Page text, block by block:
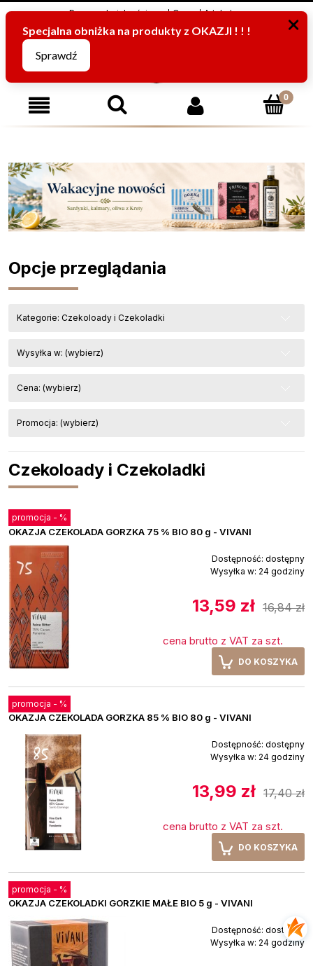
Program Lojalnościowy O nas Artykuły
795816067 (pn-pt od 8:00 -15:00)
Opcje przeglądania
Kategorie: Czekoloady i Czekoladki
Wysyłka w: (wybierz)
Cena: (wybierz)
Promocja: (wybierz)
Czekoloady i Czekoladki
OKAZJA CZEKOLADA GORZKA 75 % BIO 80 g - VIVANI
Dostępność: dostępny
Wysyłka w: 24 godziny
13,59 zł 16,84 zł
cena brutto z VAT za szt.
DO KOSZYKA
promocja - %
OKAZJA CZEKOLADA GORZKA 85 % BIO 80 g - VIVANI
Dostępność: dostępny
Wysyłka w: 24 godziny
13,99 zł 17,40 zł
cena brutto z VAT za szt.
DO KOSZYKA
promocja - %
OKAZJA CZEKOLADKI GORZKIE MAŁE BIO 5 g - VIVANI
Dostępność: dostępny
Wysyłka w: 24 godziny
promocja - %